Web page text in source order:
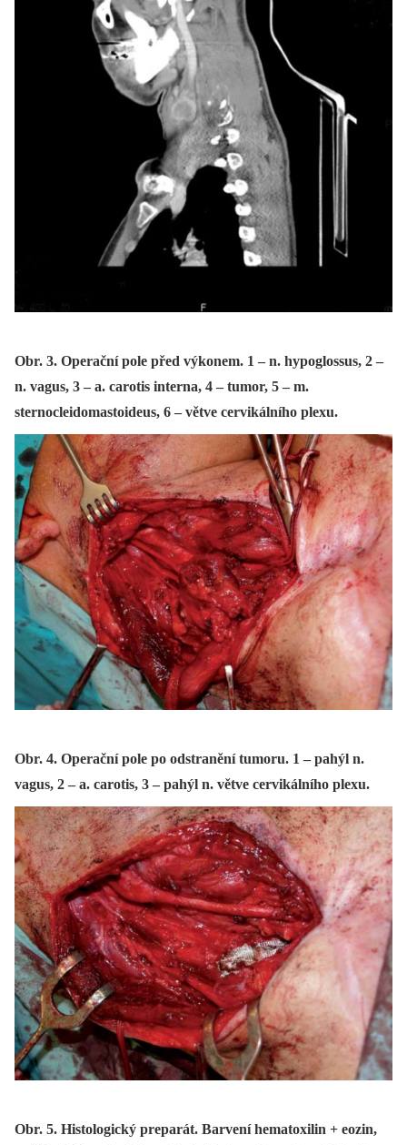
Obr. 3. Operační pole před výkonem. 1 – n. hypoglossus, 2 –
n. vagus, 3 – a. carotis interna, 4 – tumor, 5 – m.
sternocleidomastoideus, 6 – větve cervikálního plexu.
Obr. 4. Operační pole po odstranění tumoru. 1 – pahýl n.
vagus, 2 – a. carotis, 3 – pahýl n. větve cervikálního plexu.
Obr. 5. Histologický preparát. Barvení hematoxilin + eozin,